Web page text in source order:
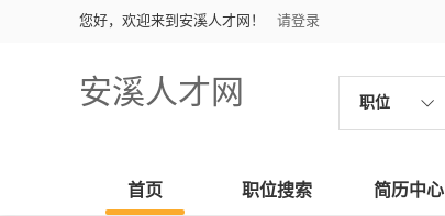
您好，欢迎来到安溪人才网！ 请登录
安溪人才网 职位
首页 职位搜索 简历中心